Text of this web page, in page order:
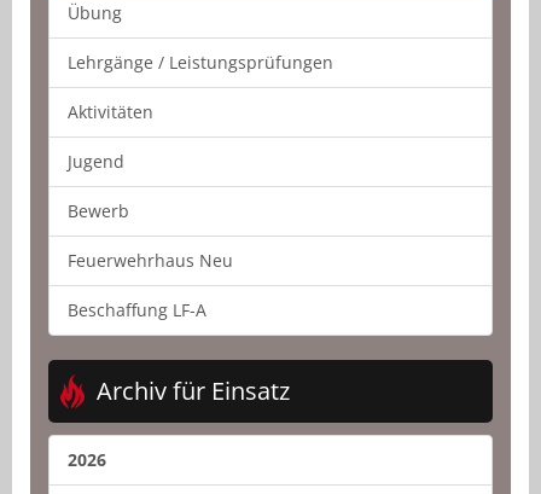
Übung
Lehrgänge / Leistungsprüfungen
Aktivitäten
Jugend
Bewerb
Feuerwehrhaus Neu
Beschaffung LF-A
Archiv für Einsatz
2026